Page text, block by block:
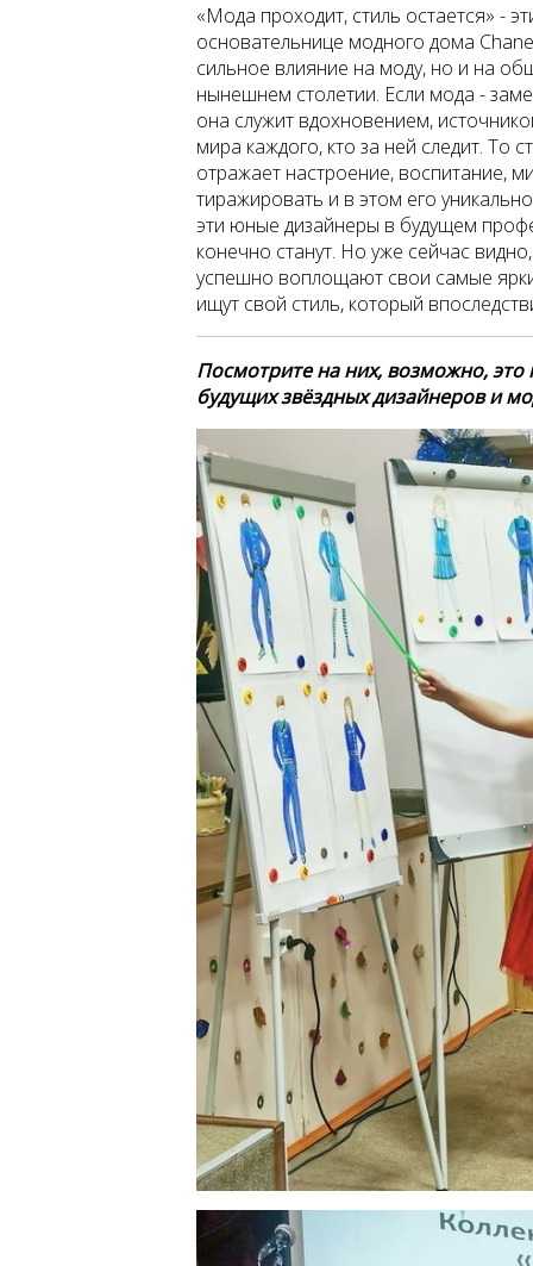
«Мода проходит, стиль остается» -
основательнице модного дома
сильное влияние на моду, но и на
нынешнем столетии. Если мода -
она служит вдохновением,
мира каждого, кто за ней следит. То
отражает настроение, воспитание,
тиражировать и в этом его
эти юные дизайнеры в будущем
конечно станут. Но уже сейчас
успешно воплощают свои самые
ищут свой стиль, который
Посмотрите на них, возможно,
будущих звёздных дизайнеров и